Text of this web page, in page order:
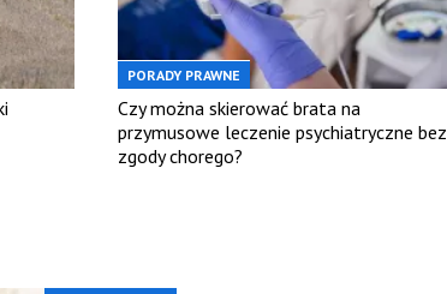
PORADY PRAWNE
Czy można skierować brata na
przymusowe leczenie psychiatryczne bez
zgody chorego?